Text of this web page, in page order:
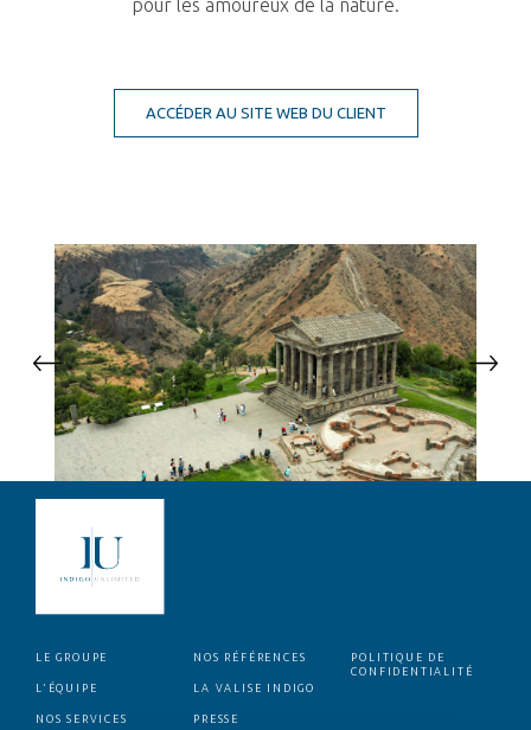
pour les amoureux de la nature.
ACCÉDER AU SITE WEB DU CLIENT
LE GROUPE
L’ÉQUIPE
NOS SERVICES
NOS RÉFÉRENCES
LA VALISE INDIGO
PRESSE
POLITIQUE DE
CONFIDENTIALITÉ